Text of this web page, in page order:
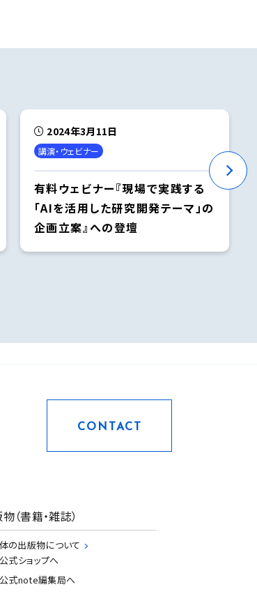
2024年3月11日
講演・ウェビナー
有料ウェビナー『現場で実践する
「AIを活用した研究開発テーマ」の
企画立案』への登壇
CONTACT
（書籍・雑誌）
の出版物について
公式ショップへ
公式note編集局へ